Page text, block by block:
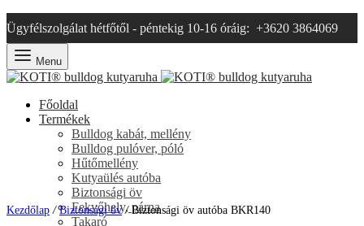
Ügyfélszolgálat hétfőtől - péntekig 10-16 óráig: +3620 3864069
Menu
Főoldal
Termékek
Bulldog kabát, mellény
Bulldog pulóver, póló
Hűtőmellény
Kutyaülés autóba
Biztonsági öv
Fekvőhely, párna
Takaró
Kezdőlap / Biztonsági öv /Biztonsági öv autóba BKR140